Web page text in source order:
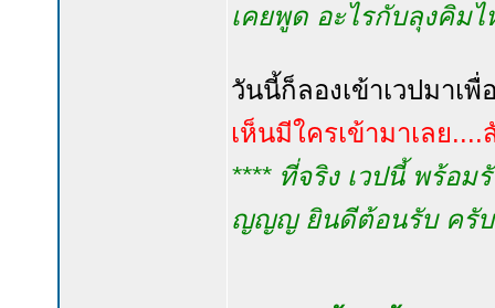
เคยพูด อะไรกับลุงคิมไ
วันนี้ก็ลองเข้าเวปมาเ
เห็นมีใครเข้ามาเลย
**** ที่จริง เวปนี้ พร้อ
ญญญ ยินดีต้อนรับ ครับ